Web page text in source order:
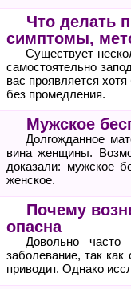
Что делать
симптомы,
Существует
самостоятельно
вас проявляется
без промедления.
Мужское
Долгожданное
вина женщины.
доказали: мужское
женское.
Почему
опасна
Довольно часто
заболевание, так
приводит. Однако